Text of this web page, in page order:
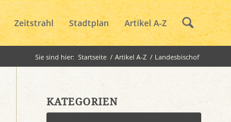
Zeitstrahl Stadtplan Artikel A-Z
Sie sind hier: Startseite / Artikel A-Z / Landesbischof
KATEGORIEN